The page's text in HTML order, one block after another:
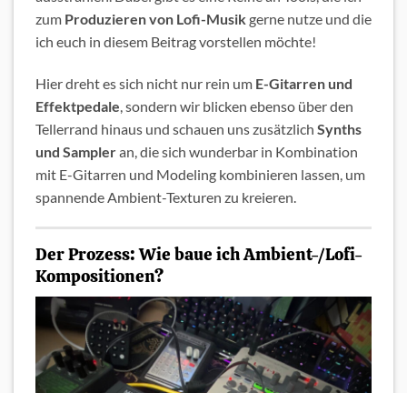
zum Produzieren von Lofi-Musikgerne nutze und die
ich euch in diesem Beitrag vorstellen möchte!
Hier dreht es sich nicht nur rein um E-Gitarren und
Effektpedale , sondern wir blicken ebenso über den
Tellerrand hinaus und schauen uns zusätzlich Synths
und Sampleran, die sich wunderbar in Kombination
mit E-Gitarren und Modeling kombinieren lassen, um
spannende Ambient-Texturen zu kreieren.
Der Prozess: Wie baue ich Ambient-/Lofi-
Kompositionen?